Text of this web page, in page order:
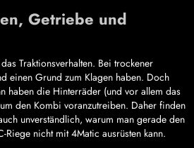
Getriebe und
Traktionsverhalten. Bei trockener
einen Grund zum Klagen haben. Doch
haben die Hinterräder (und vor allem das
den Kombi voranzutreiben. Daher finden
unverständlich, warum man gerade den
Riege nicht mit 4Matic ausrüsten kann.